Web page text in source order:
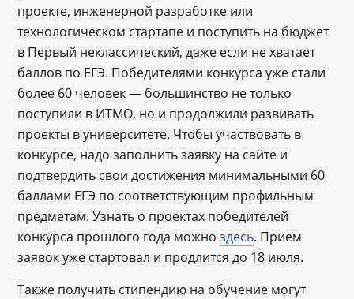
проекте, инженерной разработке или
технологическом стартапе и поступить на бюджет
в Первый неклассический, даже если не хватает
баллов по ЕГЭ. Победителями конкурса уже стали
более 60 человек ― большинство не только
поступили в ИТМО, но и продолжили развивать
проекты в университете. Чтобы участвовать в
конкурсе, надо заполнить заявку на сайте и
подтвердить свои достижения минимальными 60
баллами ЕГЭ по соответствующим профильным
предметам. Узнать о проектах победителей
конкурса прошлого года можноздесь. Прием
заявок уже стартовал и продлится до 18 июля.
Также получить стипендию на обучение могут